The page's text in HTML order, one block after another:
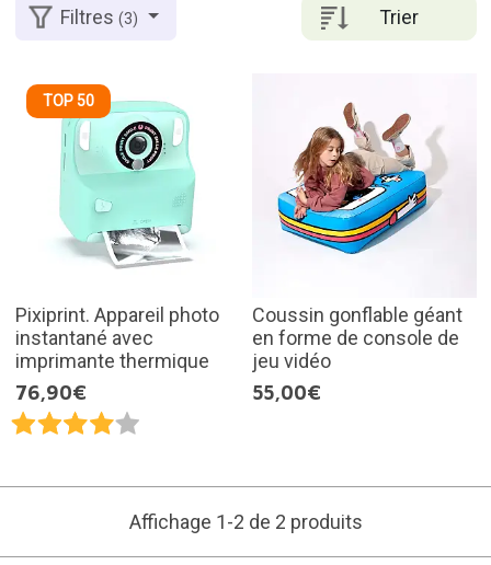
Trier
Filtres(3)
TOP 50
Pixiprint. Appareil photo
instantané avec
imprimante thermique
76,90€
Coussin gonflable géant
en forme de console de
jeu vidéo
55,00€
Affichage 1-2 de 2 produits